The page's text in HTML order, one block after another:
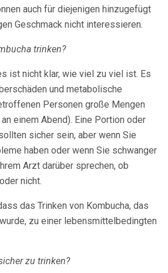
auch für diejenigen hinzugefügt
Geschmack nicht interessieren.
trinken?
ist nicht klar, wie viel zu viel ist. Es
und metabolische
Personen große Mengen
einem Abend). Eine Portion oder
sicher sein, aber wenn Sie
haben oder wenn Sie schwanger
Arzt darüber sprechen, ob
nicht.
das Trinken von Kombucha, das
zu einer lebensmittelbedingten
zu trinken?